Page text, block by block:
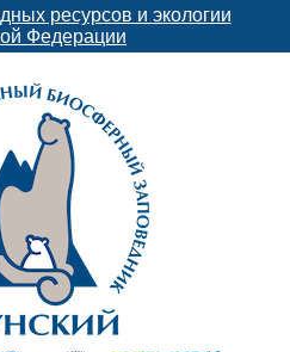
ресурсов и экологии
Федерации